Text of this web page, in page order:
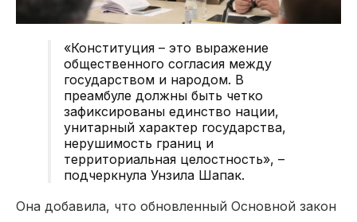
«Конституция – это выражение
общественного согласия между
государством и народом. В
преамбуле должны быть четко
зафиксированы единство нации,
унитарный характер государства,
нерушимость границ и
территориальная целостность», –
подчеркнула Унзила Шапак.
Она добавила, что обновленный Основной закон